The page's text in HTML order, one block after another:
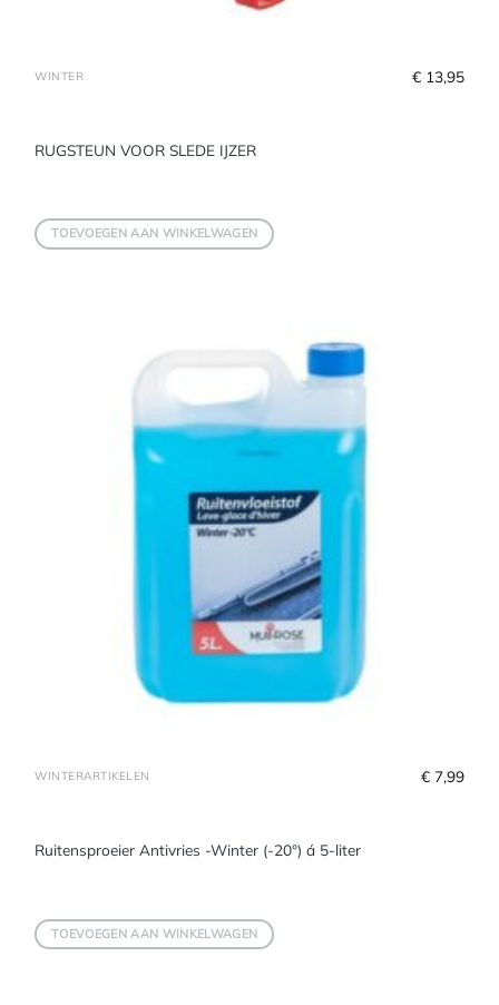
WINTER
RUGSTEUN VOOR SLEDE IJZER
€ 13,95
TOEVOEGEN AAN WINKELWAGEN
WINTERARTIKELEN
Ruitensproeier Antivries -Winter (-20°) á 5-liter
€ 7,99
TOEVOEGEN AAN WINKELWAGEN